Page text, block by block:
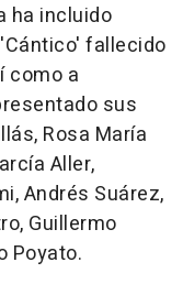
ha incluido
fallecido
como a
sus
Rosa María
Aller,
Andrés Suárez,
Guillermo
Poyato.